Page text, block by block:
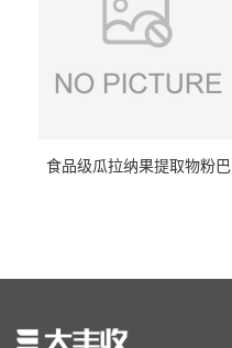
食品级瓜拉纳果提取物粉巴